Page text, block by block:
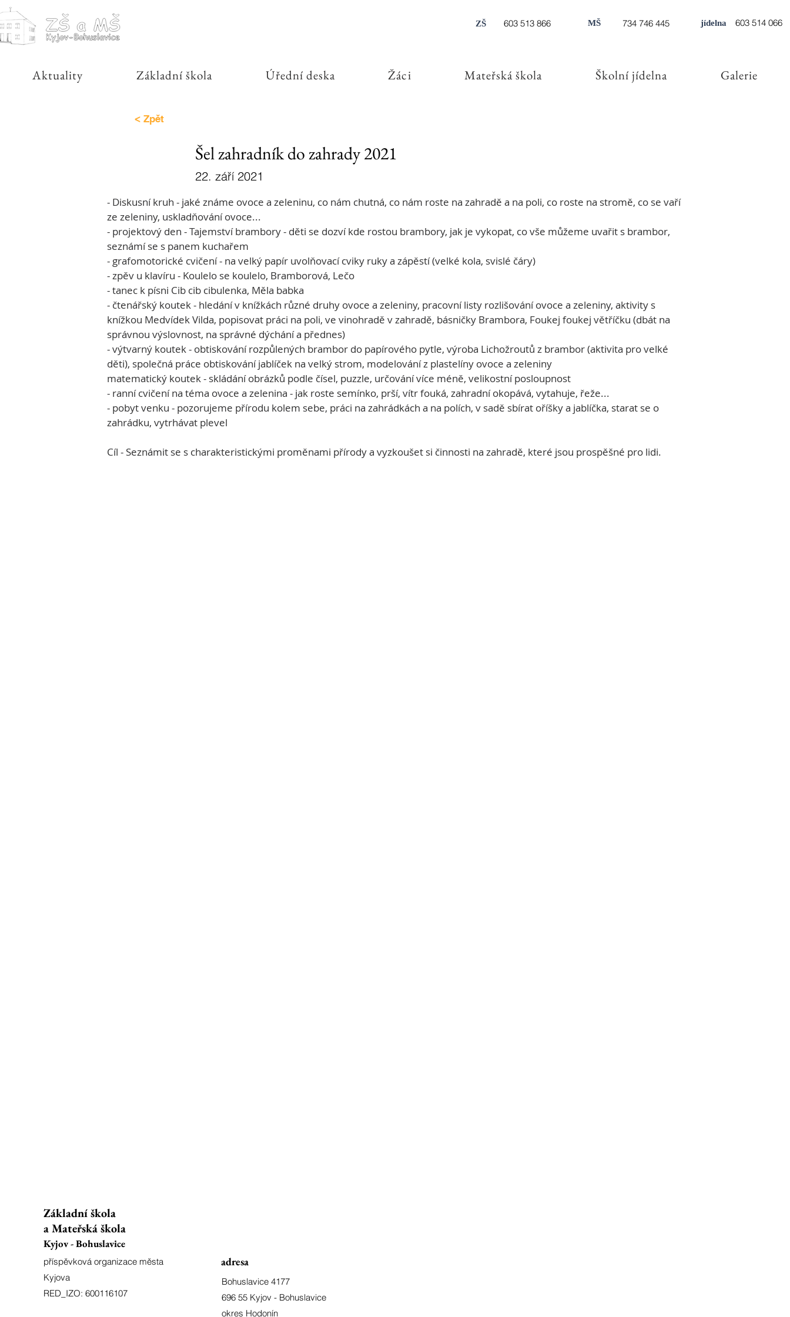
ZŠ 603 513 866 MŠ 734 746 445 jídelna 603 514 066
Aktuality Základní škola Úřední deska Žáci Mateřská škola Školní jídelna Galerie
< Zpět
Šel zahradník do zahrady 2021
22. září 2021
- Diskusní kruh - jaké známe ovoce a zeleninu, co nám chutná, co nám roste na zahradě a na poli, co roste na stromě, co se vaří
ze zeleniny, uskladňování ovoce...
- projektový den - Tajemství brambory - děti se dozví kde rostou brambory, jak je vykopat, co vše můžeme uvařit s brambor,
seznámí se s panem kuchařem
- grafomotorické cvičení - na velký papír uvolňovací cviky ruky a zápěstí (velké kola, svislé čáry)
- zpěv u klavíru - Koulelo se koulelo, Bramborová, Lečo
- tanec k písni Cib cib cibulenka, Měla babka
- čtenářský koutek - hledání v knížkách různé druhy ovoce a zeleniny, pracovní listy rozlišování ovoce a zeleniny, aktivity s
knížkou Medvídek Vilda, popisovat práci na poli, ve vinohradě v zahradě, básničky Brambora, Foukej foukej větříčku (dbát na
správnou výslovnost, na správné dýchání a přednes)
- výtvarný koutek - obtiskování rozpůlených brambor do papírového pytle, výroba Lichožroutů z brambor (aktivita pro velké
děti), společná práce obtiskování jablíček na velký strom, modelování z plastelíny ovoce a zeleniny
matematický koutek - skládání obrázků podle čísel, puzzle, určování více méně, velikostní posloupnost
- ranní cvičení na téma ovoce a zelenina - jak roste semínko, prší, vítr fouká, zahradní okopává, vytahuje, řeže...
- pobyt venku - pozorujeme přírodu kolem sebe, práci na zahrádkách a na polích, v sadě sbírat oříšky a jablíčka, starat se o
zahrádku, vytrhávat plevel
Cíl - Seznámit se s charakteristickými proměnami přírody a vyzkoušet si činnosti na zahradě, které jsou prospěšné pro lidi.
Základní škola
a Mateřská škola
Kyjov - Bohuslavice
příspěvková organizace města
Kyjova
RED_IZO: 600116107
adresa
Bohuslavice 4177
696 55 Kyjov - Bohuslavice
okres Hodonín